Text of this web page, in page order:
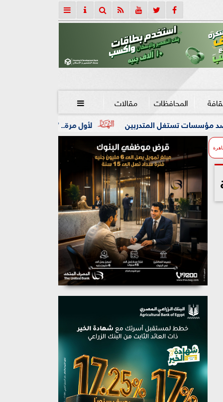
المحافظات مقالات 
لأول مرة.. ”الرقابة المالية” تنظم نشاط صناديق